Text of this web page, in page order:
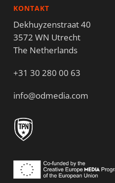
KONTAKT
Dekhuyzenstraat 40
3572 WN Utrecht
The Netherlands
+31 30 280 00 63
info@odmedia.com